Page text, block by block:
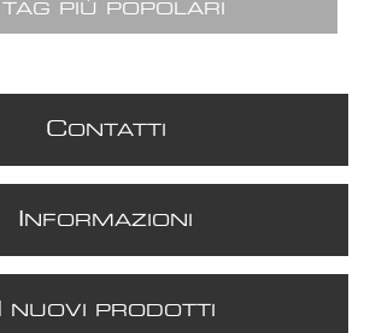
TAG PIÙ POPOLARI
CONTATTI
NFORMAZIONI
NUOVI PRODOTTI